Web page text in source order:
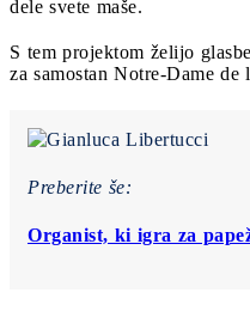
dele svete maše.
S tem projektom želijo
za samostan Notre-Dame
Preberite še:
Organist, ki igra za